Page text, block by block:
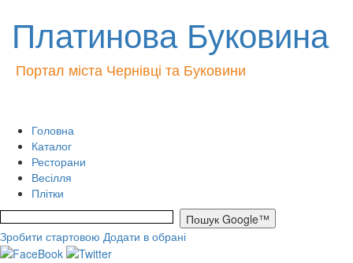
Платинова Буковина
Портал міста Чернівці та Буковини
Головна
Каталог
Ресторани
Весілля
Плітки
Зробити стартовою Додати в обрані